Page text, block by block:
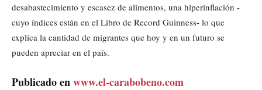
desabastecimiento y escasez de alimentos, una hiperinflación -
cuyo índices están en el Libro de Record Guinness- lo que
explica la cantidad de migrantes que hoy y en un futuro se
pueden apreciar en el país.
Publicado enwww.el-carabobeno.com